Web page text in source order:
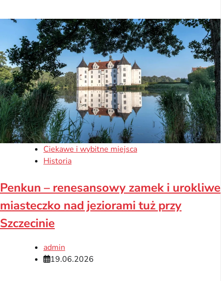
Ciekawe i wybitne miejsca
Historia
Penkun – renesansowy zamek i urokliwe
miasteczko nad jeziorami tuż przy
Szczecinie
admin
19.06.2026